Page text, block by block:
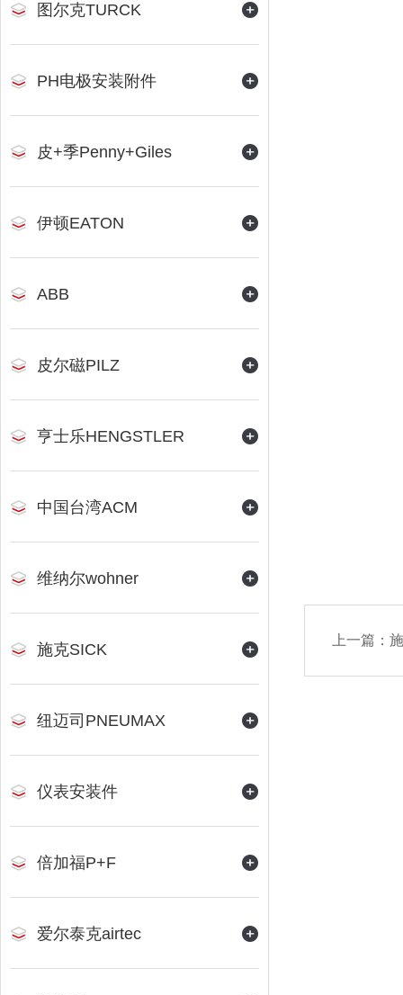
图尔克TURCK
PH电极安装附件
皮+季Penny+Giles
伊顿EATON
ABB
皮尔磁PILZ
亨士乐HENGSTLER
中国台湾ACM
维纳尔wohner
施克SICK
纽迈司PNEUMAX
仪表安装件
倍加福P+F
爱尔泰克airtec
上一篇：